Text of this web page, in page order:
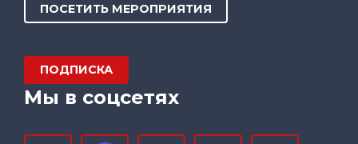
ПОСЕТИТЬ МЕРОПРИЯТИЯ
ПОДПИСКА
Мы в соцсетях